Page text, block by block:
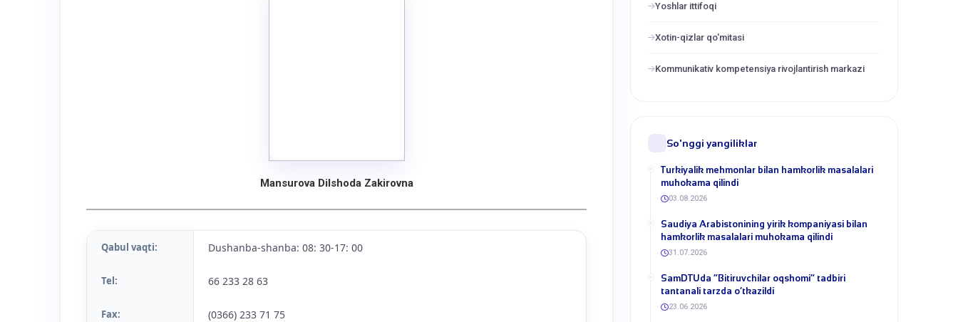
Mansurova Dilshoda Zakirovna
Qabul vaqti: Dushanba-shanba: 08: 30-17: 00
Tel: 66 233 28 63
Fax: (0366) 233 71 75
Yoshlar ittifoqi
Xotin-qizlar qo'mitasi
Kommunikativ kompetensiya rivojlantirish markazi
So'nggi yangiliklar
Turkiyalik mehmonlar bilan hamkorlik masalalari
muhokama qilindi
03.08.2026
​Saudiya Arabistonining yirik kompaniyasi bilan
hamkorlik masalalari muhokama qilindi
31.07.2026
​SamDTUda “Bitiruvchilar oqshomi” tadbiri
tantanali tarzda o‘tkazildi
23.06.2026